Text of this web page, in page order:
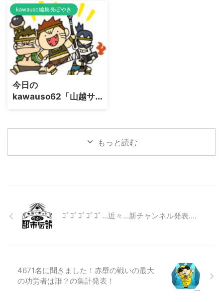
kawauso編集長ぼやき
今日の
kawauso62「山越サ
イキック」
もっと読む
ｺﾞｺﾞｺﾞｺﾞｺﾞ...近々...新チャンネル発表....
4671名に聞きました！赤壁の戦いの最大
の功労者は誰？の集計発表！